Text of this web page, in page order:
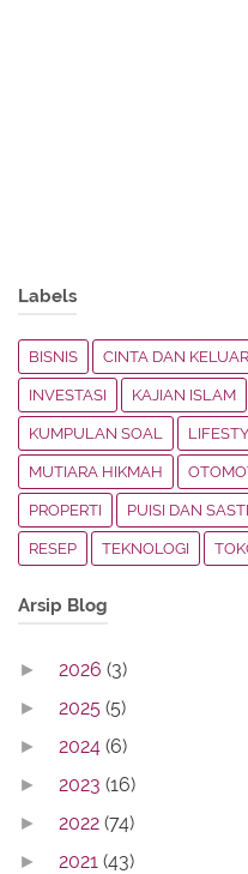
Labels
BISNIS CINTA DAN
INVESTASI KAJIAN ISLAM
KUMPULAN SOAL
MUTIARA HIKMAH
PROPERTI PUISI DAN
RESEP TEKNOLOGI
Arsip Blog
► 2026 (3)
► 2025 (5)
► 2024 (6)
► 2023 (16)
► 2022 (74)
► 2021 (43)